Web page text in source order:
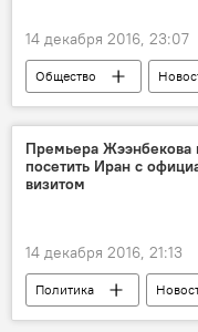
14 декабря 2016, 23:07
Общество
Происшествия
Управление патрульной
ДТП
Премьера Жээнбекова
посетить Иран с
визитом
14 декабря 2016, 21:13
Политика
Иран